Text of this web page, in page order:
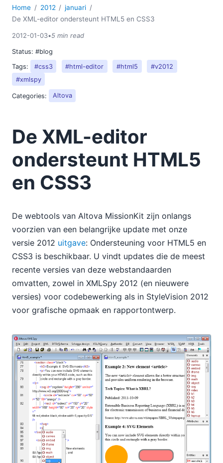
Home 2012
januari
De XML-editor ondersteunt HTML5 en CSS3
2012-01-03•5 min read
Status: #blog
Tags:
#css3 #html-editor #html5
#v2012
#xmlspy
Categories: Altova
De XML-editor
ondersteunt HTML5
en CSS3
De webtools van Altova MissionKit zijn onlangs
voorzien van een belangrijke update met onze
versie 2012 uitgave: Ondersteuning voor HTML5 en
CSS3 is beschikbaar. U vindt updates die de meest
recente versies van deze webstandaarden
omvatten, zowel in XMLSpy 2012 (en nieuwere
versies) voor codebewerking als in StyleVision 2012
voor grafische opmaak en rapportontwerp.